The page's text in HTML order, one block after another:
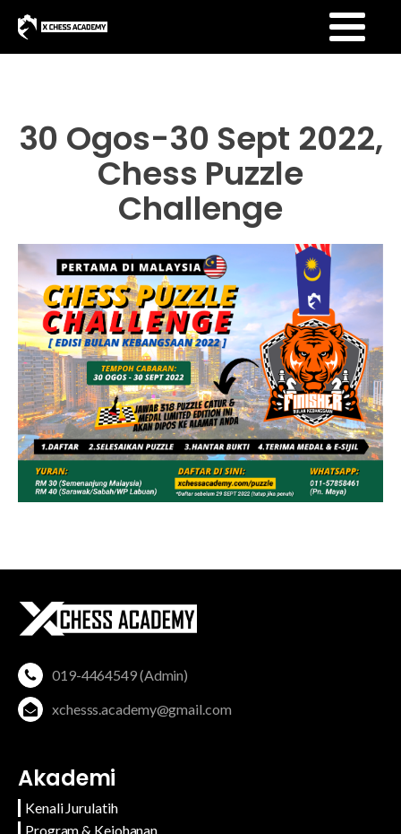
30 Ogos-30 Sept 2022,
Chess Puzzle
Challenge
019-4464549 (Admin)
xchesss.academy@gmail.com
Akademi
Kenali Jurulatih
Program & Kejohanan